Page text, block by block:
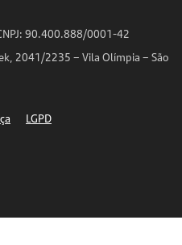
90.400.888/0001-42
2041/2235 – Vila Olímpia – São
LGPD